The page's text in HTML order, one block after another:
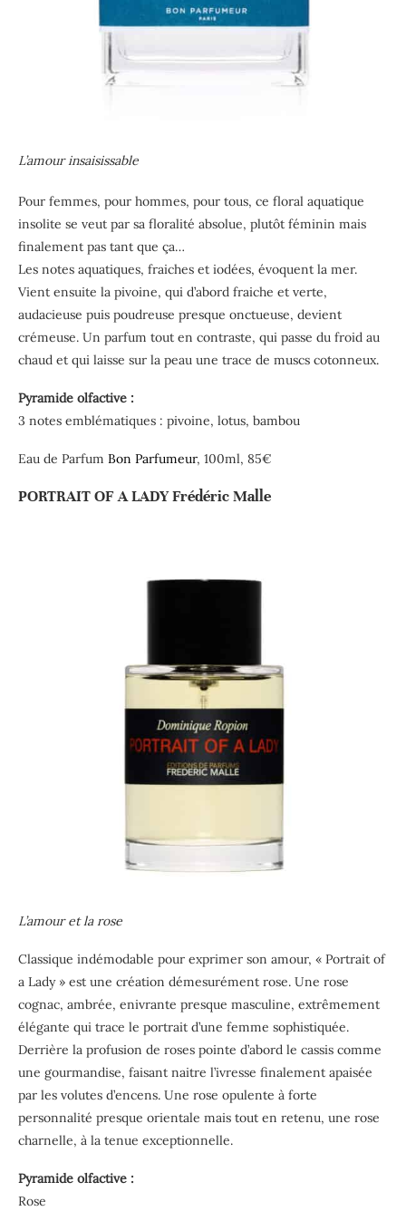
L’amour insaisissable
Pour femmes, pour hommes, pour tous, ce floral aquatique
insolite se veut par sa floralité absolue, plutôt féminin mais
finalement pas tant que ça…
Les notes aquatiques, fraiches et iodées, évoquent la mer.
Vient ensuite la pivoine, qui d’abord fraiche et verte,
audacieuse puis poudreuse presque onctueuse, devient
crémeuse. Un parfum tout en contraste, qui passe du froid au
chaud et qui laisse sur la peau une trace de muscs cotonneux.
Pyramide olfactive :
3 notes emblématiques : pivoine, lotus, bambou
Eau de Parfum Bon Parfumeur, 100ml, 85€
PORTRAIT OF A LADY Frédéric Malle
L’amour et la rose
Classique indémodable pour exprimer son amour, « Portrait of
a Lady » est une création démesurément rose. Une rose
cognac, ambrée, enivrante presque masculine, extrêmement
élégante qui trace le portrait d’une femme sophistiquée.
Derrière la profusion de roses pointe d’abord le cassis comme
une gourmandise, faisant naitre l’ivresse finalement apaisée
par les volutes d’encens. Une rose opulente à forte
personnalité presque orientale mais tout en retenu, une rose
charnelle, à la tenue exceptionnelle.
Pyramide olfactive :
Rose